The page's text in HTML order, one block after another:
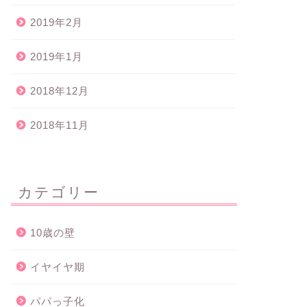
2019年2月
2019年1月
2018年12月
2018年11月
カテゴリー
10歳の壁
イヤイヤ期
パパっ子化